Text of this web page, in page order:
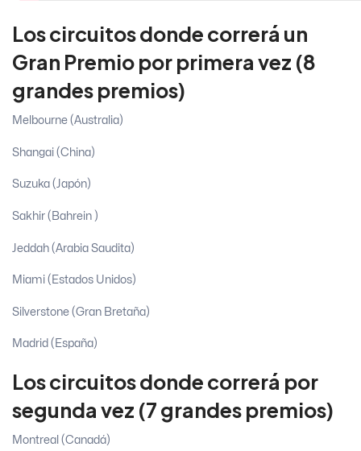
Los circuitos donde correrá un
Gran Premio por primera vez (8
grandes premios)
Melbourne (Australia)
Shangai (China)
Suzuka (Japón)
Sakhir (Bahrein )
Jeddah (Arabia Saudita)
Miami (Estados Unidos)
Silverstone (Gran Bretaña)
Madrid (España)
Los circuitos donde correrá por
segunda vez (7 grandes premios)
Montreal (Canadá)